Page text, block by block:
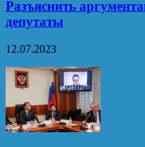
Разъяснить
депутаты
12.07.2023